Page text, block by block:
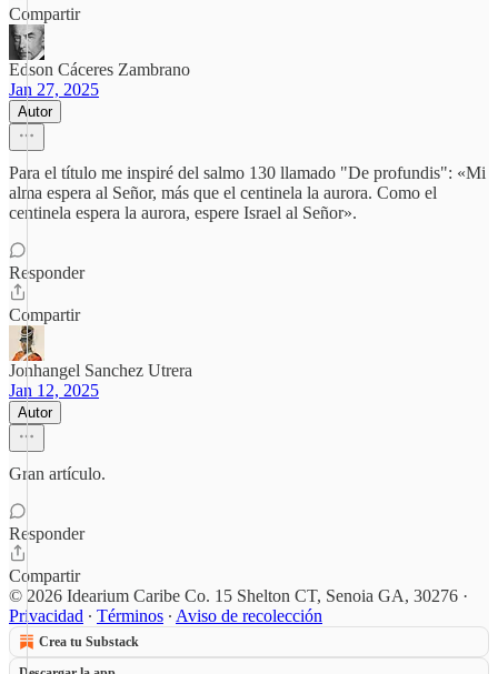
Compartir
Edson Cáceres Zambrano
Jan 27, 2025
Autor
Para el título me inspiré del salmo 130 llamado "De profundis": «Mi
alma espera al Señor, más que el centinela la aurora. Como el
centinela espera la aurora, espere Israel al Señor».
Responder
Compartir
Jonhangel Sanchez Utrera
Jan 12, 2025
Autor
Gran artículo.
Responder
Compartir
© 2026 Idearium Caribe Co. 15 Shelton CT, Senoia GA, 30276 ·
Privacidad ∙ Términos ∙ Aviso de recolección
Crea tu Substack